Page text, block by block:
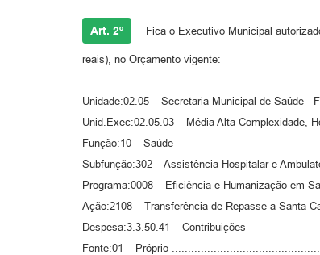
Art. 2º Fica o Executivo Municipal
reais), no Orçamento vigente:
Unidade:02.05 – Secretaria Municipal de Saúde -
Unid.Exec:02.05.03 – Média Alta Complexidade,
Função:10 – Saúde
Subfunção:302 – Assistência Hospitalar e
Programa:0008 – Eficiência e Humanização em
Ação:2108 – Transferência de Repasse a Santa
Despesa:3.3.50.41 – Contribuições
Fonte:01 – Próprio